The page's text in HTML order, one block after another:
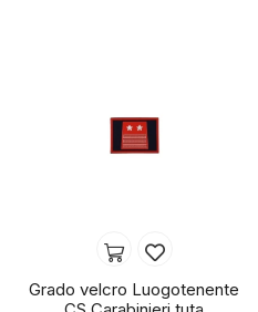
Grado velcro Luogotenente